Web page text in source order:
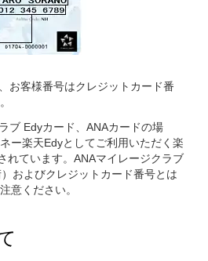
お客様番号はクレジットカード番
ブ Edyカード、ANAカードの場
ー楽天Edyとしてご利用いただく楽
れています。ANAマイレージクラブ
およびクレジットカード番号とは
意ください。